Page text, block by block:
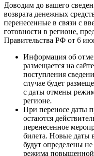
Доводим до вашего
возврата денежных
перенесенные в связи с
готовности в регионе,
Правительства РФ от 6
Информация об
размещается на
поступления
случае будет
с даты отмены
регионе.
При переносе даты
остаются
перенесенное
билета. Новые даты
будут определены
режима повышенной